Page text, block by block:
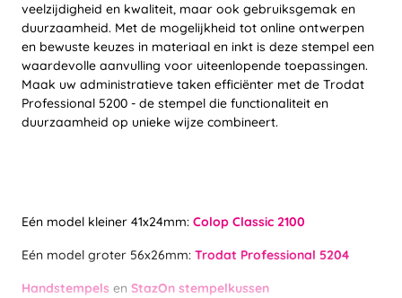
veelzijdigheid en kwaliteit, maar ook gebruiksgemak en
duurzaamheid. Met de mogelijkheid tot online ontwerpen
en bewuste keuzes in materiaal en inkt is deze stempel een
waardevolle aanvulling voor uiteenlopende toepassingen.
Maak uw administratieve taken efficiënter met de Trodat
Professional 5200 - de stempel die functionaliteit en
duurzaamheid op unieke wijze combineert.
Eén model kleiner 41x24mm: Colop Classic 2100
Eén model groter 56x26mm: Trodat Professional 5204
Handstempels en StazOn stempelkussen